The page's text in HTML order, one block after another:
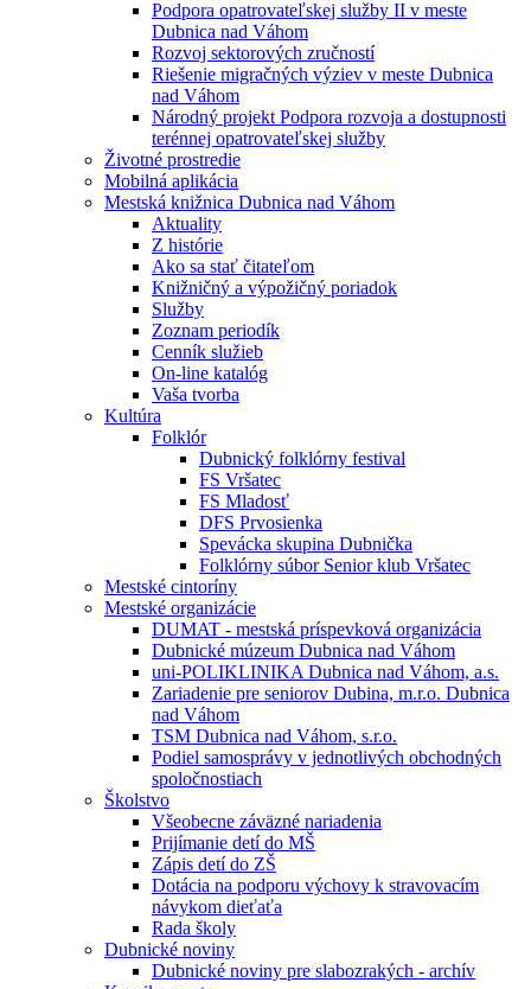
Podpora opatrovateľskej služby II v meste
Dubnica nad Váhom
Rozvoj sektorových zručností
Riešenie migračných výziev v meste Dubnica
nad Váhom
Národný projekt Podpora rozvoja a dostupnosti
terénnej opatrovateľskej služby
Životné prostredie
Mobilná aplikácia
Mestská knižnica Dubnica nad Váhom
Aktuality
Z histórie
Ako sa stať čitateľom
Knižničný a výpožičný poriadok
Služby
Zoznam periodík
Cenník služieb
On-line katalóg
Vaša tvorba
Kultúra
Folklór
Dubnický folklórny festival
FS Vršatec
FS Mladosť
DFS Prvosienka
Spevácka skupina Dubnička
Folklórny súbor Senior klub Vršatec
Mestské cintoríny
Mestské organizácie
DUMAT - mestská príspevková organizácia
Dubnické múzeum Dubnica nad Váhom
uni-POLIKLINIKA Dubnica nad Váhom, a.s.
Zariadenie pre seniorov Dubina, m.r.o. Dubnica
nad Váhom
TSM Dubnica nad Váhom, s.r.o.
Podiel samosprávy v jednotlivých obchodných
spoločnostiach
Školstvo
Všeobecne záväzné nariadenia
Prijímanie detí do MŠ
Zápis detí do ZŠ
Dotácia na podporu výchovy k stravovacím
návykom dieťaťa
Rada školy
Dubnické noviny
Dubnické noviny pre slabozrakých - archív